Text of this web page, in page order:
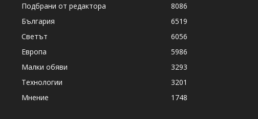
Подбрани от редактора
8086
България
6519
Светът
6056
Европа
5986
Малки обяви
3293
Технологии
3201
Мнение
1748